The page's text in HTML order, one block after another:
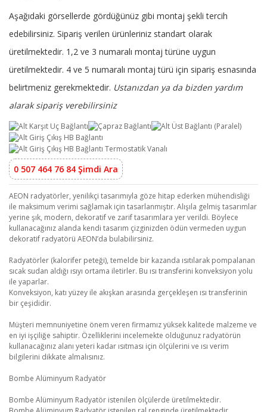
Aşağıdaki görsellerde gördüğünüz gibi montaj şekli tercih
edebilirsiniz. Sipariş verilen ürünleriniz standart olarak
üretilmektedir. 1,2 ve 3 numaralı montaj türüne uygun
üretilmektedir. 4 ve 5 numaralı montaj türü için sipariş esnasında
belirtmeniz gerekmektedir. Ustanızdan ya da bizden yardım
alarak sipariş verebilirsiniz
0 507 464 76 84 Şimdi Ara
AEON radyatörler, yenilikçi tasarımıyla göze hitap ederken mühendisliği
ile maksimum verimi sağlamak için tasarlanmıştır. Alışıla gelmiş tasarımlar
yerine şık, modern, dekoratif ve zarif tasarımlara yer verildi. Böylece
kullanacağınız alanda kendi tasarım çizginizden ödün vermeden uygun
dekoratif radyatörü AEON’da bulabilirsiniz.
Radyatörler (kalorifer peteği), temelde bir kazanda ısıtılarak pompalanan
sıcak sudan aldığı ısıyı ortama iletirler. Bu ısı transferini konveksiyon yolu
ile yaparlar.
Konveksiyon, katı yüzey ile akışkan arasında gerçekleşen ısı transferinin
bir çeşididir.
Müşteri memnuniyetine önem veren firmamız yüksek kalitede malzeme ve
en iyi işçiliğe sahiptir. Özelliklerini incelemekte olduğunuz radyatörün
kullanacağınız alanı yeteri kadar ısıtması için ölçülerini ve ısı verim
bilgilerini dikkate almalısınız.
Bombe Alüminyum Radyatör
Bombe Alüminyum Radyatör istenilen ölçülerde üretilmektedir.